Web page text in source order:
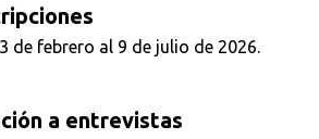
de febrero al 9 de julio de 2026.
a entrevistas